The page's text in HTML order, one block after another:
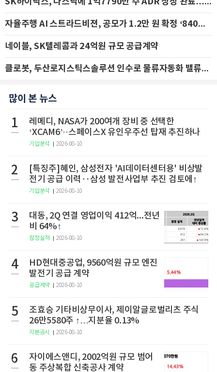
자율주행 AI 스트라드비젼, 공모가 1.2만 원 확정 ‘840억 수혈’
네이블, SK텔레콤과 24억원 규모 공급계약
클로봇, 두산로지스틱스솔루션 인수로 물류자동화 밸류체인 확장 추진 - IBK투자증권
많이 본 뉴스
1
레메디, NASA가 200여개 장비 중 선택한
‘XCAM6’··스페이스X 유인우주선 탑재 추진하나
기업분석 2026-08-10
2
[특징주]혜인, 삼성전자 'AI데이터센터용' 비상발
전기 공급 이력‥삼성 발전사업부 추진 검토에↑
기업분석 2026-08-10
3
대동, 2Q 연결 영업이익 412억...전년
비 64%↑
잠정실적 2026-08-10
4
HD현대중공업, 9560억원 규모 엔진
발전기 공급 계약
공급계약 2026-08-10
5
조효승 기타비상무이사, 제이알글로벌리츠 주식
26만5580주 ↑…지분율 0.13%
지분공시 2026-08-10
6
자이에스앤디, 2002억원 규모 범어
동 주상복합 신축공사 계약